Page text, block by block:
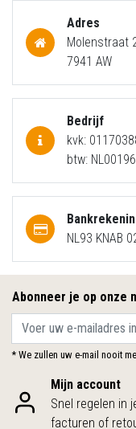
Adres
Molenstraat
7941 AW
Bedrijf
kvk:
btw:
NL93 KNAB
Abonneer je op onze
* We zullen uw e-mail nooit
Mijn account
Snel regelen in
facturen of